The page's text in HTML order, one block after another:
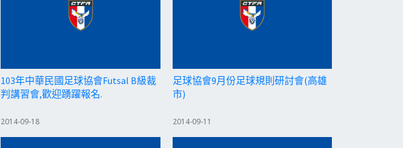
103年中華民國足球協會Futsal B級裁
判講習會,歡迎踴躍報名.
2014-09-18
足球協會9月份足球規則研討會(高雄
市)
2014-09-11